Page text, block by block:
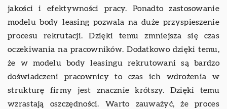
jakości i efektywności pracy. Ponadto zastosowanie
modelu body leasing pozwala na duże przyspieszenie
procesu rekrutacji. Dzięki temu zmniejsza się czas
oczekiwania na pracowników. Dodatkowo dzięki temu,
że w modelu body leasingu rekrutowani są bardzo
doświadczeni pracownicy to czas ich wdrożenia w
strukturę firmy jest znacznie krótszy. Dzięki temu
wzrastają oszczędności. Warto zauważyć, że proces